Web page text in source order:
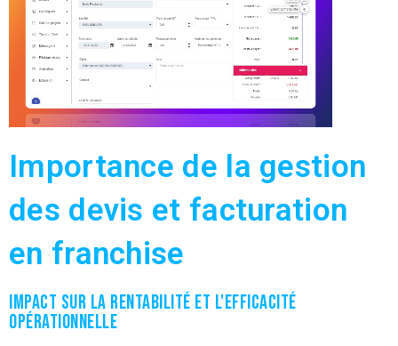
Importance de la gestion
des devis et facturation
en franchise
Impact sur la rentabilité et l'efficacité
opérationnelle